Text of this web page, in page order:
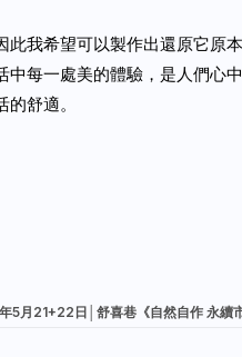
我希望可以製作出還原它原本
每一處美的體驗，是人們心
舒適。
5月21+22日│舒喜巷《自然自作 永續